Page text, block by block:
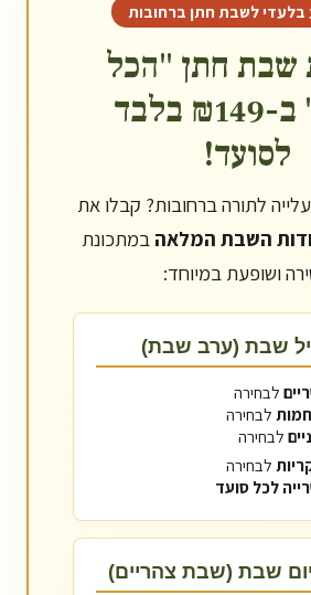
בלעדי לשבת חתן ברחובות
שבת חתן "הכל
כלול" ב-₪149 בלבד
לסועד!
לתורה ברחובות? קבלו את
במתכונת
ושופעת במיוחד:
שבת (ערב שבת)
לבחירה
לבחירה
לבחירה
לבחירה
לכל סועד
שבת (שבת צהריים)